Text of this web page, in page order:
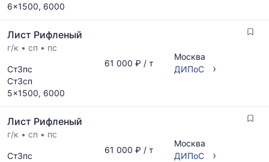
6x1500, 6000
Лист Рифленый
г/к • сп • пс
Ст3пс
Ст3сп
5x1500, 6000
61 000 ₽ / т
Москва
ДИПоС
›
Лист Рифленый
г/к • сп • пс
Ст3пс
61 000 ₽ / т
Москва
ДИПоС
›